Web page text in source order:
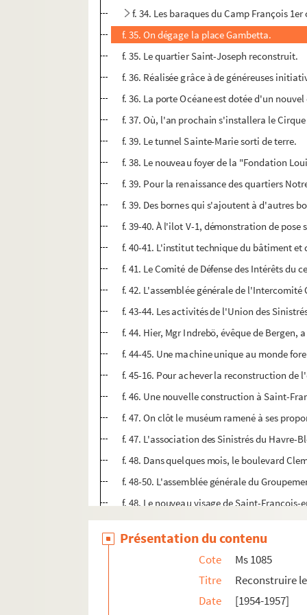
f. 34. Les baraques du Camp François
f. 35. On dégage la place Gambetta.
f. 35. Le quartier Saint-Joseph reconstruit.
f. 36. Réalisée grâce à de généreuses
f. 36. La porte Océane est dotée d'un
f. 37. Où, l'an prochain s'installera le
f. 39. Le tunnel Sainte-Marie sorti de terre.
f. 38. Le nouveau foyer de la "Fondation
f. 39. Pour la renaissance des quartiers
f. 39. Des bornes qui s'ajoutent à d'autres
f. 39-40. À l'ilot V-1, démonstration de
f. 40-41. L'institut technique du bâtiment
f. 41. Le Comité de Défense des Intérêts
f. 42. L'assemblée générale de
f. 43-44. Les activités de l'Union des
f. 44. Hier, Mgr Indrebö, évêque de
f. 44-45. Une machine unique au monde
f. 45-16. Pour achever la reconstruction
f. 46. Une nouvelle construction à Saint-
f. 47. On clôt le muséum ramené à ses
f. 47. L'association des Sinistrés du Havre-
f. 48. Dans quelques mois, le boulevard
f. 48-50. L'assemblée générale du
f. 48. Le nouveau visage de Saint-François-
f. 49. La place Gambetta va-t-elle retrouver
f. 49-50. Les Havrais vont pouvoir à
f. 50. Le M.R.L. va déménager.
f. 51. On dégage la place Gambetta...
f. 51. M. Raymond Camus vient d'être
Présentation du contenu
Cote
Ms 1085
Titre
Reconstruire
Date
[1954-1957]